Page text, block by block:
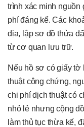
trình xác minh nguồn
phí đáng kể. Các
địa, lập sơ đồ thửa
từ cơ quan lưu trữ.
Nếu hồ sơ có giấy
thuật công chứng,
chi phí dịch thuật có
nhỏ lẻ nhưng cộng
làm thủ tục thừa kế,